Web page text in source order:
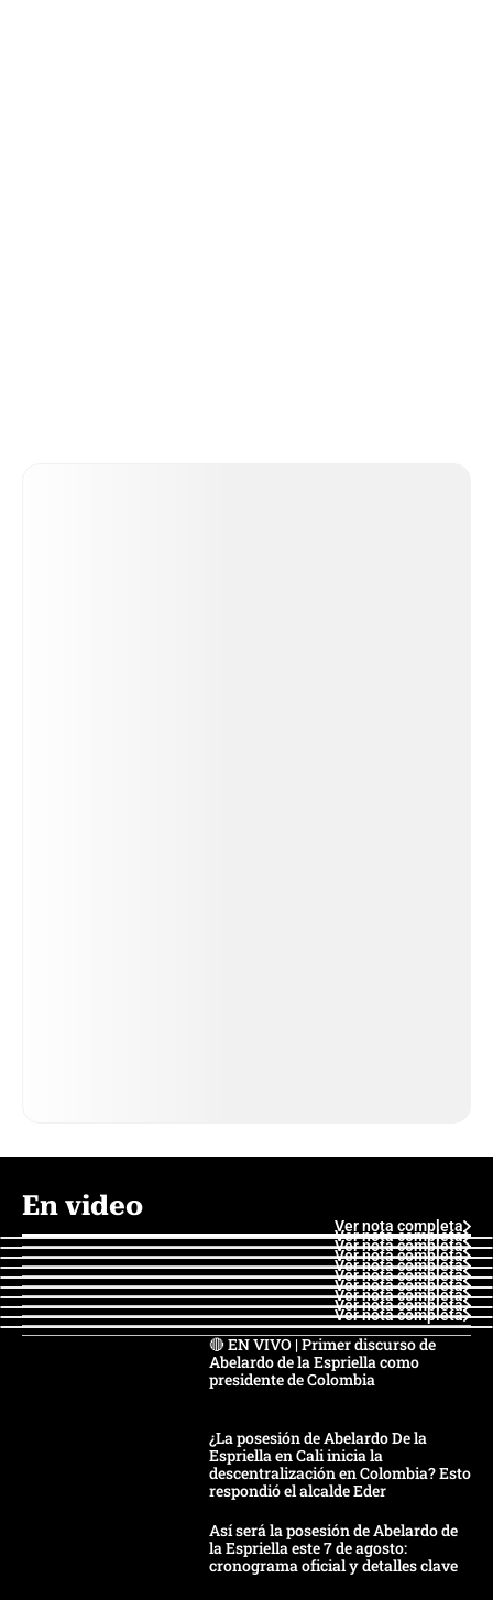
En video
Ver nota completa
Ver nota completa
Ver nota completa
Ver nota completa
Ver nota completa
Ver nota completa
Ver nota completa
Ver nota completa
Ver nota completa
Ver nota completa
🔴 EN VIVO | Primer discurso de
Abelardo de la Espriella como
presidente de Colombia
¿La posesión de Abelardo De la
Espriella en Cali inicia la
descentralización en Colombia? Esto
respondió el alcalde Eder
Así será la posesión de Abelardo de
la Espriella este 7 de agosto:
cronograma oficial y detalles clave